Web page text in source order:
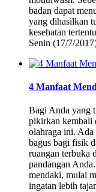
badan dapat
yang dihasilkan
kesehatan
Senin (17/7/
4 Manfaat
Bagi Anda yang
pikirkan kembali
olahraga ini. Ada
bagus bagi fisik
ruangan terbuka
pandangan
mendaki, mulai
ingatan lebih